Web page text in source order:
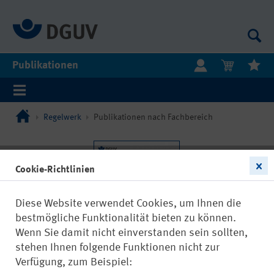
Publikationen
Regelwerk Publikationen nach Fachbereich
Cookie-Richtlinien
Diese Website verwendet Cookies, um Ihnen die
bestmögliche Funktionalität bieten zu können.
Wenn Sie damit nicht einverstanden sein sollten,
stehen Ihnen folgende Funktionen nicht zur
Verfügung, zum Beispiel: